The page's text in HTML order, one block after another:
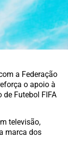
a Federação
o apoio à
Futebol FIFA
televisão,
marca dos